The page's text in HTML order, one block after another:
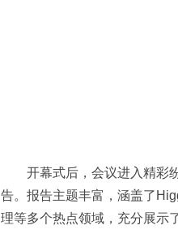
开幕式后，会议进入精彩
告。报告主题丰富，涵盖了
理等多个热点领域，充分展示